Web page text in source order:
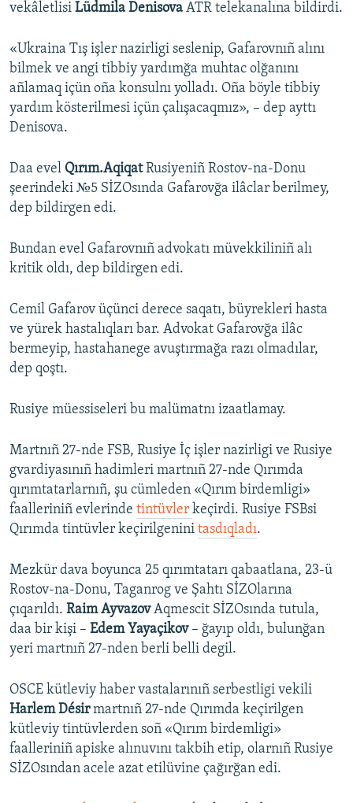
vekâletlisi Lüdmila Denisova ATR telekanalına bildirdi.
«Ukraina Tış işler nazirligi seslenip, Gafarovnıñ alını
bilmek ve angi tibbiy yardımğa muhtac olğanını
añlamaq içün oña konsulnı yolladı. Oña böyle tibbiy
yardım kösterilmesi içün çalışacaqmız», – dep ayttı
Denisova.
Daa evel Qırım.AqiqatRusiyeniñ Rostov-na-Donu
şeerindeki №5 SİZOsında Gafarovğa ilâclar berilmey,
dep bildirgen edi.
Bundan evel Gafarovnıñ advokatı müvekkiliniñ alı
kritik oldı, dep bildirgen edi.
Cemil Gafarov üçünci derece saqatı, büyrekleri hasta
ve yürek hastalıqları bar. Advokat Gafarovğa ilâc
bermeyip, hastahanege avuştırmağa razı olmadılar,
dep qoştı.
Rusiye müessiseleri bu malümatnı izaatlamay.
Martnıñ 27-nde FSB, Rusiye İç işler nazirligi ve Rusiye
gvardiyasınıñ hadimleri martnıñ 27-nde Qırımda
qırımtatarlarnıñ, şu cümleden «Qırım birdemligi»
faalleriniñ evlerinde tintüvler keçirdi. Rusiye FSBsi
Qırımda tintüvler keçirilgenini tasdıqladı.
Mezkür dava boyunca 25 qırımtatarı qabaatlana, 23-ü
Rostov-na-Donu, Taganrog ve Şahtı SİZOlarına
çıqarıldı. Raim AyvazovAqmescit SİZOsında tutula,
daa bir kişi – Edem Yayaçikov – ğayıp oldı, bulunğan
yeri martnıñ 27-nden berli belli degil.
OSCE kütleviy haber vastalarınıñ serbestligi vekili
Harlem Désirmartnıñ 27-nde Qırımda keçirilgen
kütleviy tintüvlerden soñ «Qırım birdemligi»
faalleriniñ apiske alınuvını takbih etip, olarnıñ Rusiye
SİZOsından acele azat etilüvine çağırğan edi.